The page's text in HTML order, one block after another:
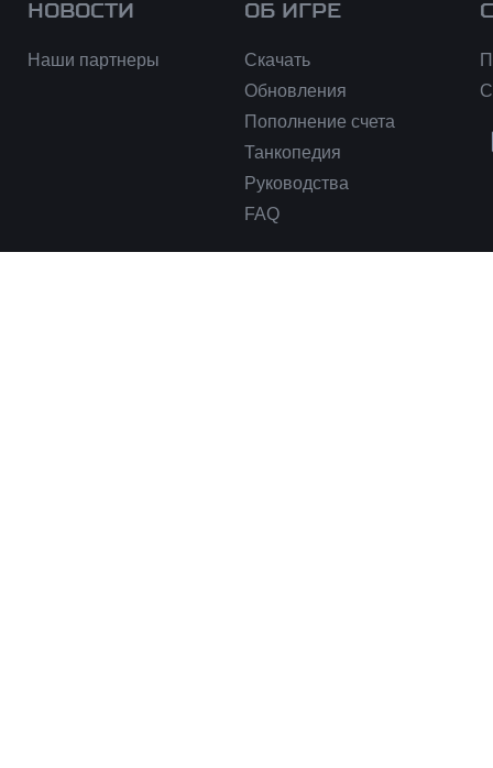
НОВОСТИ
Наши партнеры
ОБ ИГРЕ
Скачать
Обновления
Пополнение счета
Танкопедия
Руководства
FAQ